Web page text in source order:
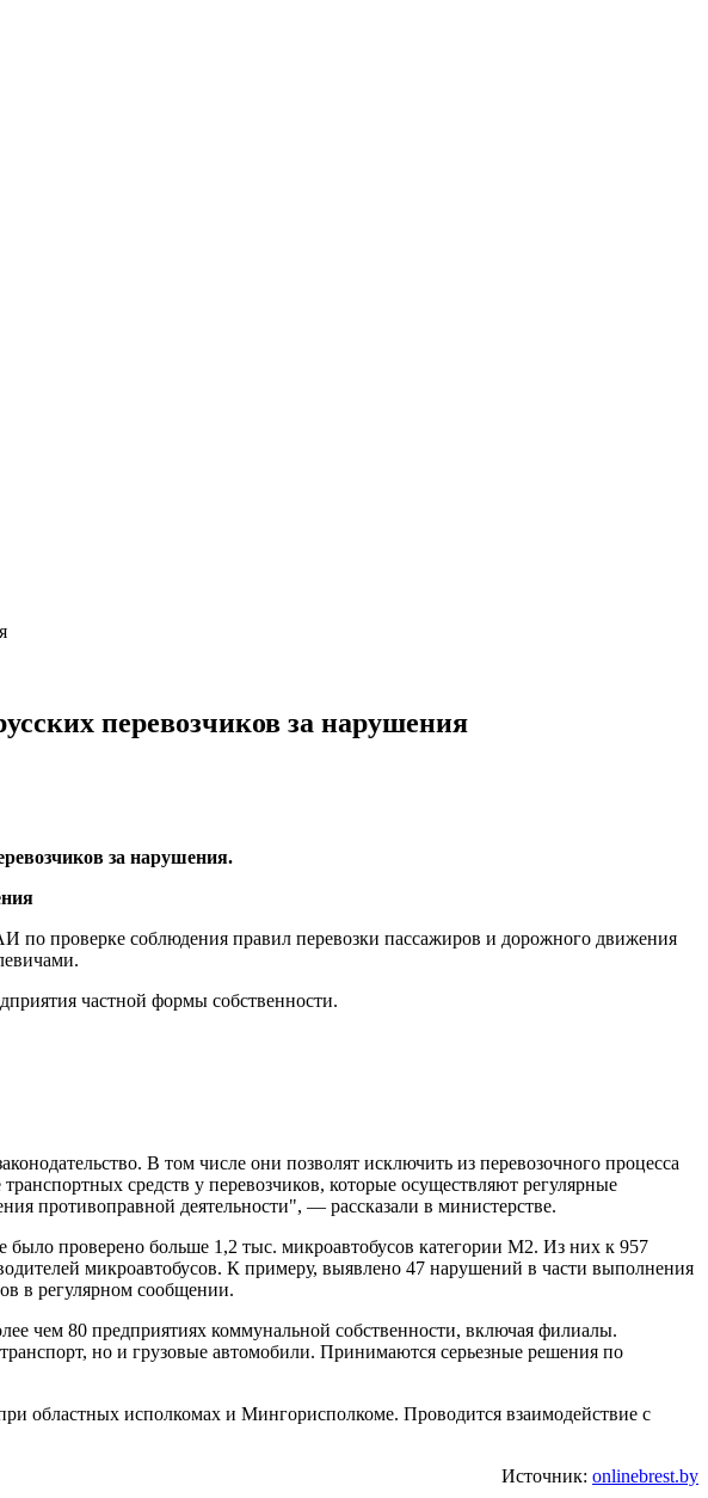
перевозчиков за нарушения
за нарушения.
по проверке соблюдения правил перевозки пассажиров и дорожного движения
частной формы собственности.
В том числе они позволят исключить из перевозочного процесса
средств у перевозчиков, которые осуществляют регулярные
противоправной деятельности", — рассказали в министерстве.
было проверено больше 1,2 тыс. микроавтобусов категории М2. Из них к 957
микроавтобусов. К примеру, выявлено 47 нарушений в части выполнения
в регулярном сообщении.
чем 80 предприятиях коммунальной собственности, включая филиалы.
но и грузовые автомобили. Принимаются серьезные решения по
областных исполкомах и Мингорисполкоме. Проводится взаимодействие с
Источник: onlinebrest.by